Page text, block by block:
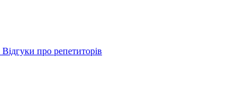
Відгуки про репетиторів